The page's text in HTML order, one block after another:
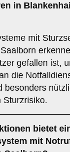
in
mit
gefallen ist,
die
besonders
Sturzrisiko.
bietet
mit